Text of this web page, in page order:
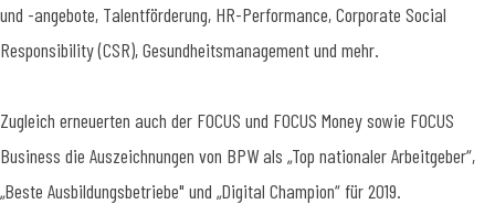
und -angebote, Talentförderung, HR-Performance, Corporate Social
Responsibility (CSR), Gesundheitsmanagement und mehr.
Zugleich erneuerten auch der FOCUS und FOCUS Money sowie FOCUS
Business die Auszeichnungen von BPW als „Top nationaler Arbeitgeber“,
„Beste Ausbildungsbetriebe" und „Digital Champion“ für 2019.